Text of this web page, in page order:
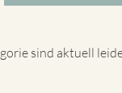
sind aktuell